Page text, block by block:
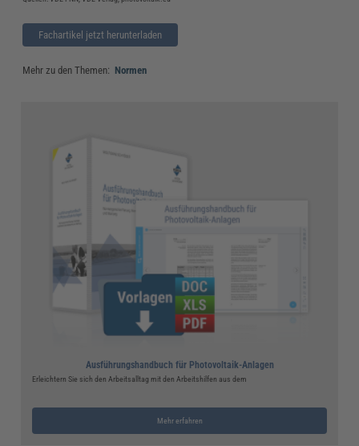
Fachartikel jetzt herunterladen
Mehr zu den Themen: Normen
Ausführungshandbuch für Photovoltaik-Anlagen
Erleichtern Sie sich den Arbeitsalltag mit den Arbeitshilfen aus dem
Mehr erfahren